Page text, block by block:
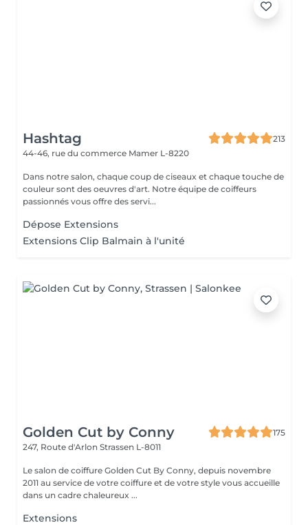
Hashtag
213
44-46, rue du commerce Mamer L-8220
Dans notre salon, chaque coup de ciseaux et chaque touche de
couleur sont des oeuvres d'art. Notre équipe de coiffeurs
passionnés vous offre des servi...
Dépose Extensions
Extensions Clip Balmain à l'unité
Golden Cut by Conny
175
247, Route d'Arlon Strassen L-8011
Le salon de coiffure Golden Cut By Conny, depuis novembre
2011 au service de votre coiffure et de votre style vous accueille
dans un cadre chaleureux ...
Extensions